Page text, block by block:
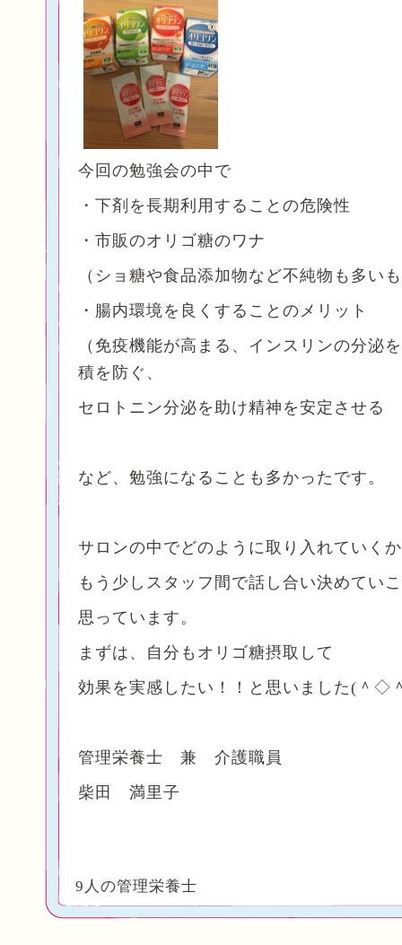
今回の勉強会の中で
・下剤を長期利用することの危険性
・市販のオリゴ糖のワナ
（ショ糖や食品添加物など不純物も多い
・腸内環境を良くすることのメリット
（免疫機能が高まる、インスリンの分泌
積を防ぐ、
セロトニン分泌を助け精神を安定させる
など、勉強になることも多かったです。
サロンの中でどのように取り入れていく
もう少しスタッフ間で話し合い決めてい
思っています。
まずは、自分もオリゴ糖摂取して
効果を実感したい！！と思いました(＾◇
管理栄養士 兼 介護職員
柴田 満里子
9人の管理栄養士